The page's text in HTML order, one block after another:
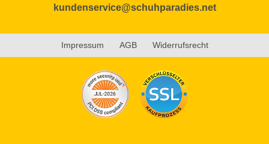
kundenservice@schuhparadies.net
Impressum AGB Widerrufsrecht